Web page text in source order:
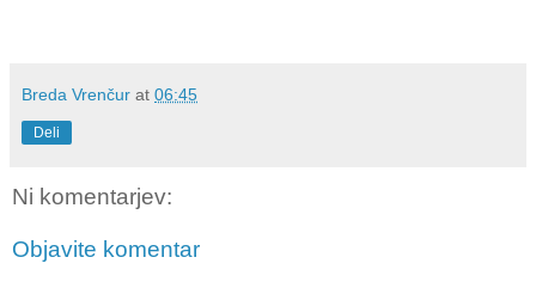
Breda Vrenčur at 06:45
Deli
Ni komentarjev:
Objavite komentar